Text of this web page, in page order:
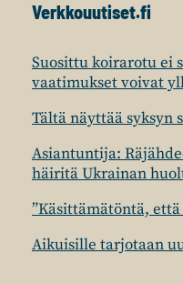
Verkkouutiset.fi
Suosittu koirarotu ei
vaatimukset voivat
Tältä näyttää syksyn
Asiantuntija:
häiritä Ukrainan
”Käsittämätöntä,
Aikuisille tarjotaan